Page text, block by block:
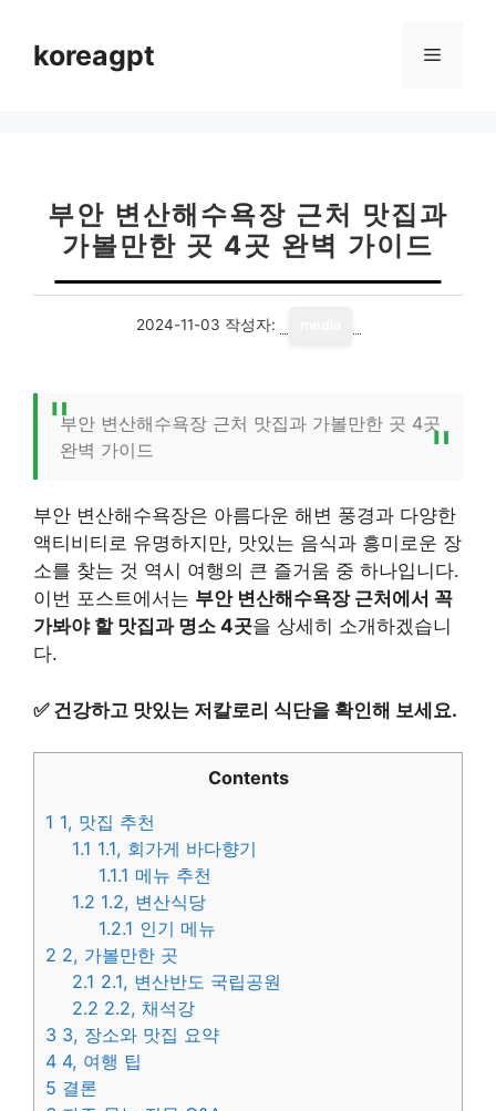
koreagpt 메
부안 변산해수욕장 근처 맛집과
가볼만한 곳 4곳 완벽 가이드
2024-11-03 작성자:
부안 변산해수욕장 근처 맛집과 가볼만한 곳 4곳
완벽 가이드
부안 변산해수욕장은 아름다운 해변 풍경과 다양한
액티비티로 유명하지만, 맛있는 음식과 흥미로운 장
소를 찾는 것 역시 여행의 큰 즐거움 중 하나입니다.
이번 포스트에서는 부안 변산해수욕장 근처에서 꼭
가봐야 할 맛집과 명소 4곳을 상세히 소개하겠습니
다.
✅ 건강하고 맛있는 저칼로리 식단을 확인해 보세요.
Contents
1 1, 맛집 추천
1.1 1.1, 회가게 바다향기
1.1.1 메뉴 추천
1.2 1.2, 변산식당
1.2.1 인기 메뉴
2 2, 가볼만한 곳
2.1 2.1, 변산반도 국립공원
2.2 2.2, 채석강
3 3, 장소와 맛집 요약
4 4, 여행 팁
5 결론